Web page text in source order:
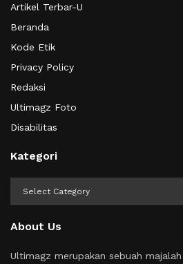
Artikel Terbar-U
Beranda
Kode Etik
Privacy Policy
Redaksi
Ultimagz Foto
Disabilitas
Kategori
About Us
Ultimagz merupakan sebuah